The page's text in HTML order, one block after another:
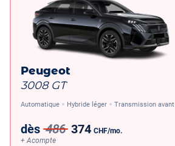
Peugeot
3008 GT
Automatique Hybride léger Transmission avant
dès 486 374 CHF/mo.
+ Acompte